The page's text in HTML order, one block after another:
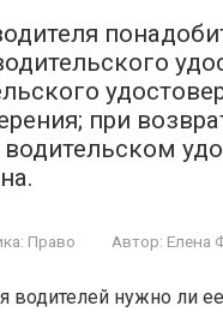
при
Право Автор: Елена